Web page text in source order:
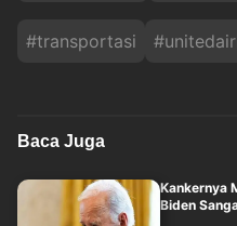
#transportasi #
Baca Juga
Kankernya
Biden